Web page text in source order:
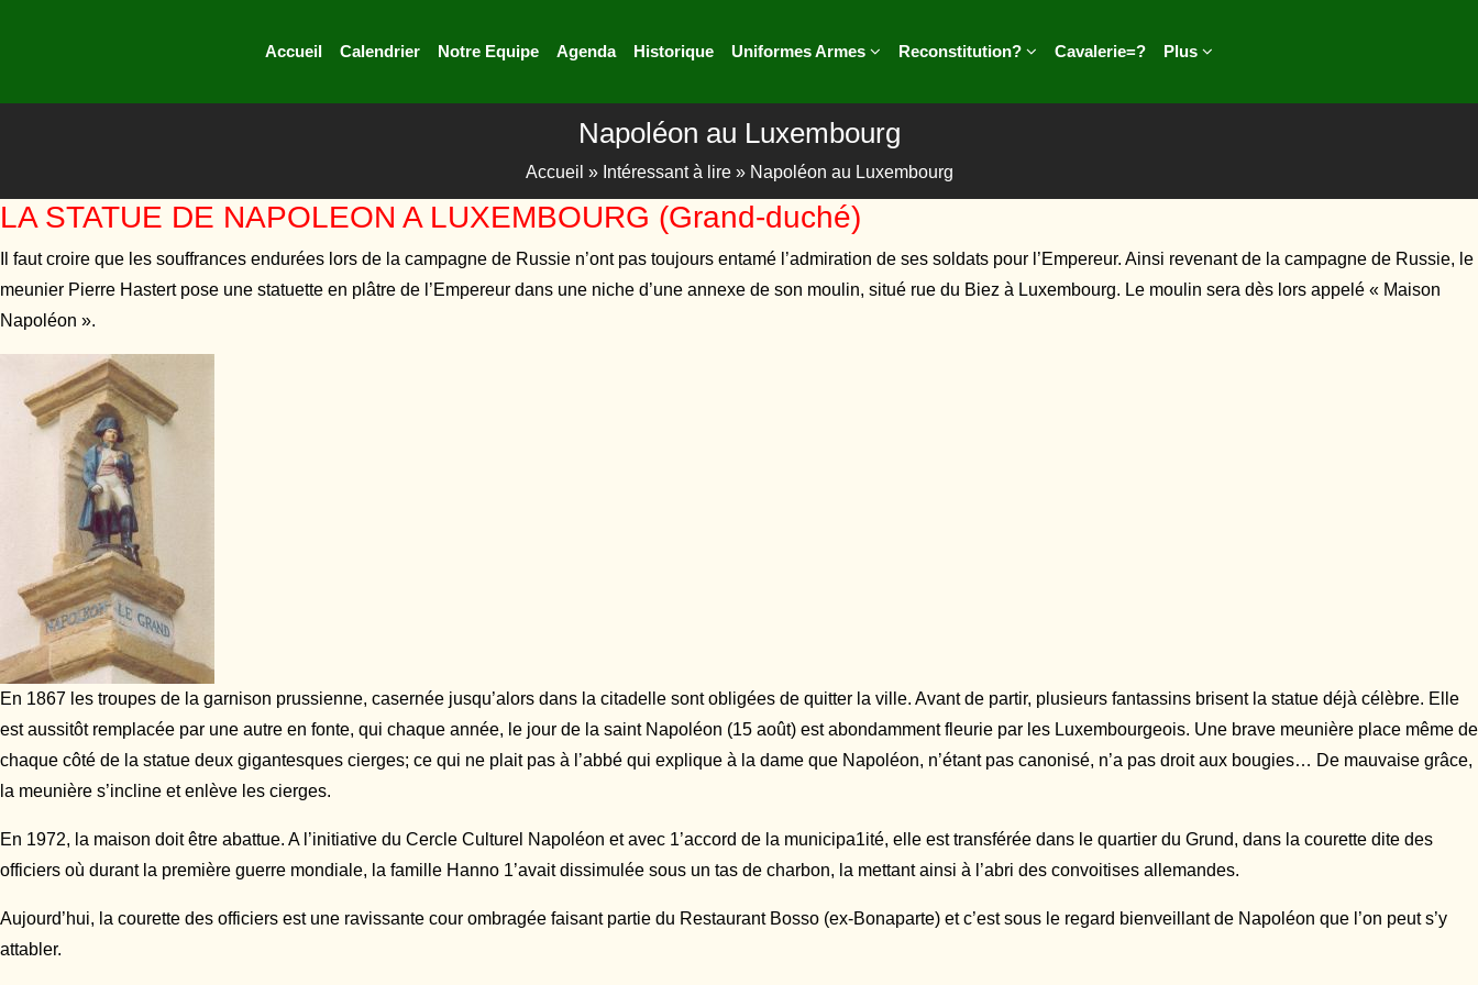
Accueil Calendrier Notre Equipe Agenda Historique Uniformes Armes Reconstitution? Cavalerie=? Plus
Napoléon au Luxembourg
Accueil » Intéressant à lire» Napoléon au Luxembourg
LA STATUE DE NAPOLEON A LUXEMBOURG (Grand-duché)
Il faut croire que les souffrances endurées lors de la campagne de Russie n’ont pas toujours entamé l’admiration de ses soldats pour l’Empereur. Ainsi revenant de la campagne de Russie, le
meunier Pierre Hastert pose une statuette en plâtre de l’Empereur dans une niche d’une annexe de son moulin, situé rue du Biez à Luxembourg. Le moulin sera dès lors appelé « Maison
Napoléon ».
En 1867 les troupes de la garnison prussienne, casernée jusqu’alors dans la citadelle sont obligées de quitter la ville. Avant de partir, plusieurs fantassins brisent la statue déjà célèbre. Elle
est aussitôt remplacée par une autre en fonte, qui chaque année, le jour de la saint Napoléon (15 août) est abondamment fleurie par les Luxembourgeois. Une brave meunière place même de
chaque côté de la statue deux gigantesques cierges; ce qui ne plait pas à l’abbé qui explique à la dame que Napoléon, n’étant pas canonisé, n’a pas droit aux bougies… De mauvaise grâce,
la meunière s’incline et enlève les cierges.
En 1972, la maison doit être abattue. A l’initiative du Cercle Culturel Napoléon et avec 1’accord de la municipa1ité, elle est transférée dans le quartier du Grund, dans la courette dite des
officiers où durant la première guerre mondiale, la famille Hanno 1’avait dissimulée sous un tas de charbon, la mettant ainsi à l’abri des convoitises allemandes.
Aujourd’hui, la courette des officiers est une ravissante cour ombragée faisant partie du Restaurant Bosso (ex-Bonaparte) et c’est sous le regard bienveillant de Napoléon que l’on peut s’y
attabler.